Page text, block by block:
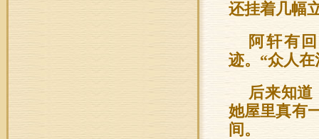
还挂着几幅
阿轩有
迹。“众人
后来知道
她屋里真有
间。